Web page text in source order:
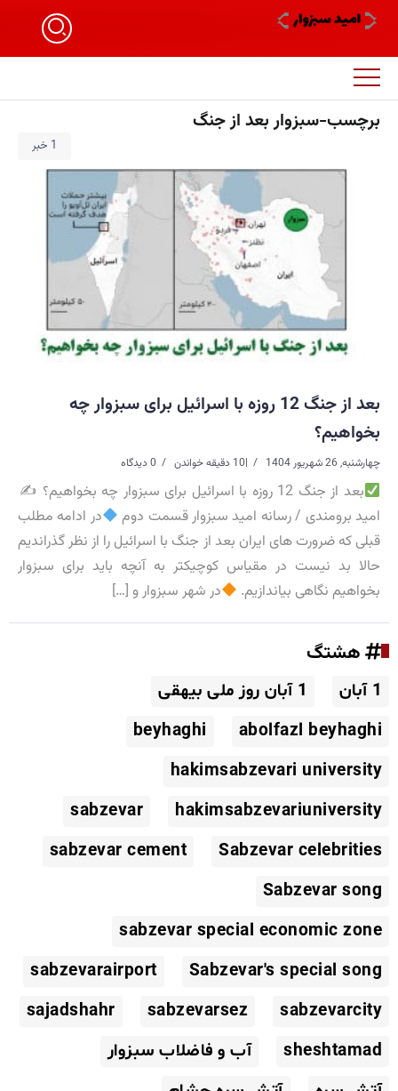
برچسب-سبزوار بعد از جنگ
1 خبر
بعد از جنگ 12 روزه با اسرائیل برای سبزوار چه
بخواهیم؟
چهارشنبه, 26 شهریور 1404 |10 دقیقه خواندن 0 دیدگاه
بعد از جنگ 12 روزه با اسرائیل برای سبزوار چه بخواهیم؟ ✍
امید برومندی / رسانه امید سبزوار قسمت دوم
در ادامه مطلب
قبلی که ضرورت های ایران بعد از جنگ با اسرائیل را از نظر گذراندیم
حالا بد نیست در مقیاس کوچیکتر به آنچه باید برای سبزوار
بخواهیم نگاهی بیاندازیم.
در شهر سبزوار و […]
هشتگ
1 آبان
1 آبان روز ملی بیهقی
abolfazl beyhaghi
beyhaghi
hakimsabzevari university
hakimsabzevariuniversity
sabzevar
Sabzevar celebrities
sabzevar cement
Sabzevar song
sabzevar special economic zone
Sabzevar's special song
sabzevarairport
sabzevarcity
sabzevarsez
sajadshahr
sheshtamad
آب و فاضلاب سبزوار